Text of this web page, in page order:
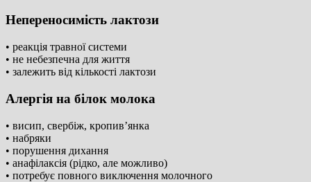
Непереносимість лактози
• реакція травної системи
• не небезпечна для життя
• залежить від кількості лактози
Алергія на білок молока
• висип, свербіж, кропив’янка
• набряки
• порушення дихання
• анафілаксія (рідко, але можливо)
• потребує повного виключення молочного